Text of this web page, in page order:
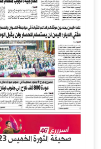
صحيفة الثورة الخميس 23 صفر 1448- 6 اغسطس 2026